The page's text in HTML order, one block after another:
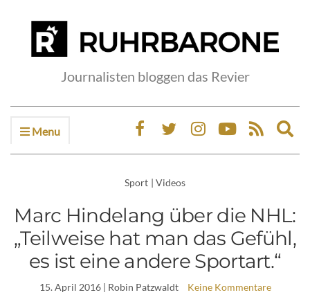
Journalisten bloggen das Revier
Menu
Sport | Videos
Marc Hindelang über die NHL:
„Teilweise hat man das Gefühl,
es ist eine andere Sportart.“
15. April 2016| Robin Patzwaldt Keine Kommentare